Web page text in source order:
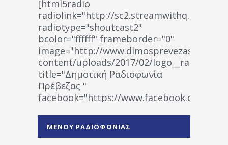
[html5radio
radiolink="http://
radiotype="shoutcast2"
bcolor="ffffff" frameborder="0"
image="http://www.dimosprevezas.gr/wp-
content/uploads/2017/02/
title="Δημοτική Ραδιοφωνία
Πρέβεζας "
facebook="https://www.facebook.com/
1531194763766854/" artist="" ]
ΜΕΝΟΥ ΡΑΔΙΟΦΩΝΙΑΣ